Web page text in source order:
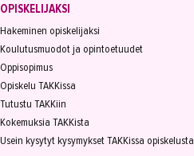
OPISKELIJAKSI
Hakeminen opiskelijaksi
Koulutusmuodot ja opintoetuudet
Oppisopimus
Opiskelu TAKKissa
Tutustu TAKKiin
Kokemuksia TAKKista
Usein kysytyt kysymykset TAKKissa opiskelusta